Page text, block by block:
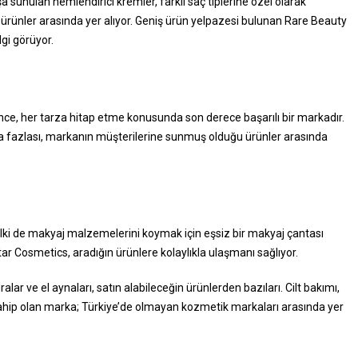
arasında yer alıyor. Geniş ürün yelpazesi bulunan Rare Beauty
görüyor.
her tarza hitap etme konusunda son derece başarılı bir markadır.
markanın müşterilerine sunmuş olduğu ürünler arasında
de makyaj malzemelerini koymak için eşsiz bir makyaj çantası
aradığın ürünlere kolaylıkla ulaşmanı sağlıyor.
ve el aynaları, satın alabileceğin ürünlerden bazıları. Cilt bakımı,
olan marka; Türkiye’de olmayan kozmetik markaları arasında yer